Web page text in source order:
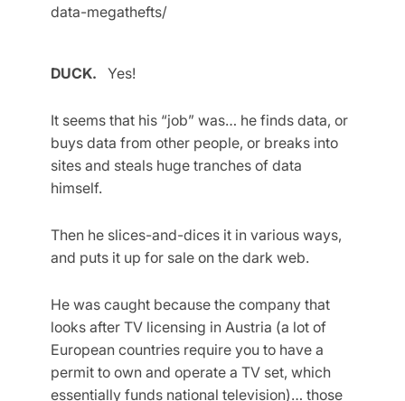
data-megathefts/
DUCK. Yes!
It seems that his “job” was… he finds data, or
buys data from other people, or breaks into
sites and steals huge tranches of data
himself.
Then he slices-and-dices it in various ways,
and puts it up for sale on the dark web.
He was caught because the company that
looks after TV licensing in Austria (a lot of
European countries require you to have a
permit to own and operate a TV set, which
essentially funds national television)… those